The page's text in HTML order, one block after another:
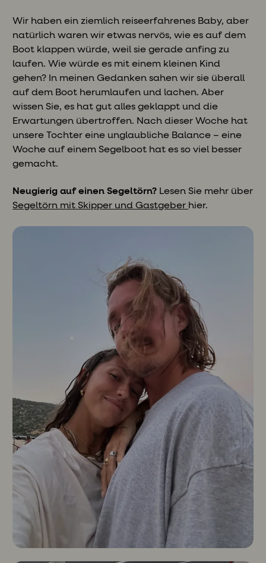
Wir haben ein ziemlich reiseerfahrenes Baby, aber
natürlich waren wir etwas nervös, wie es auf dem
Boot klappen würde, weil sie gerade anfing zu
laufen. Wie würde es mit einem kleinen Kind
gehen? In meinen Gedanken sahen wir sie überall
auf dem Boot herumlaufen und lachen. Aber
wissen Sie, es hat gut alles geklappt und die
Erwartungen übertroffen. Nach dieser Woche hat
unsere Tochter eine unglaubliche Balance – eine
Woche auf einem Segelboot hat es so viel besser
gemacht.
Neugierig auf einen Segeltörn? Lesen Sie mehr über
Segeltörn mit Skipper und Gastgeber hier.